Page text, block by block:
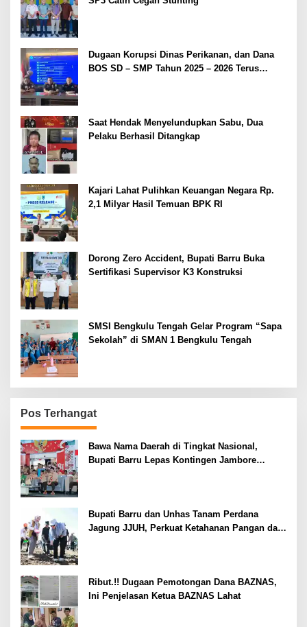
Dugaan Korupsi Dinas Perikanan, dan Dana
BOS SD – SMP Tahun 2025 – 2026 Terus
Saat Hendak Menyelundupkan Sabu, Dua
Pelaku Berhasil Ditangkap
Kajari Lahat Pulihkan Keuangan Negara Rp.
2,1 Milyar Hasil Temuan BPK RI
Dorong Zero Accident, Bupati Barru Buka
Sertifikasi Supervisor K3 Konstruksi
SMSI Bengkulu Tengah Gelar Program “Sapa
Sekolah” di SMAN 1 Bengkulu Tengah
Pos Terhangat
Bawa Nama Daerah di Tingkat Nasional,
Bupati Barru Lepas Kontingen Jambore
Bupati Barru dan Unhas Tanam Perdana
Jagung JJUH, Perkuat Ketahanan Pangan dan
Ribut.!! Dugaan Pemotongan Dana BAZNAS,
Ini Penjelasan Ketua BAZNAS Lahat